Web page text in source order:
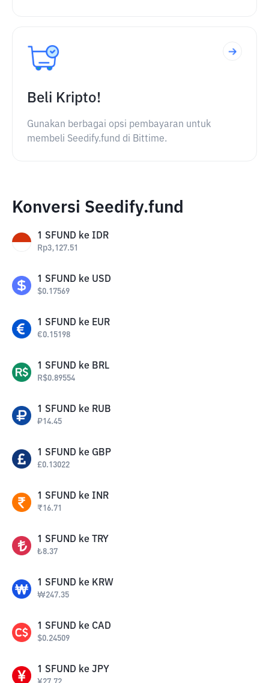
Beli Kripto!
Gunakan berbagai opsi pembayaran untuk
membeli Seedify.fund di Bittime.
Konversi Seedify.fund
1 SFUND ke IDR
Rp3,127.51
1 SFUND ke USD
$0.17569
1 SFUND ke EUR
€0.15198
1 SFUND ke BRL
R$0.89554
1 SFUND ke RUB
₽14.45
1 SFUND ke GBP
£0.13022
1 SFUND ke INR
₹16.71
1 SFUND ke TRY
₺8.37
1 SFUND ke KRW
₩247.35
1 SFUND ke CAD
$0.24509
1 SFUND ke JPY